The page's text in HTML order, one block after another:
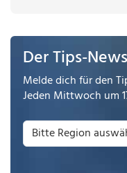
Der Tips-
Melde dich für den
Jeden Mittwoch um